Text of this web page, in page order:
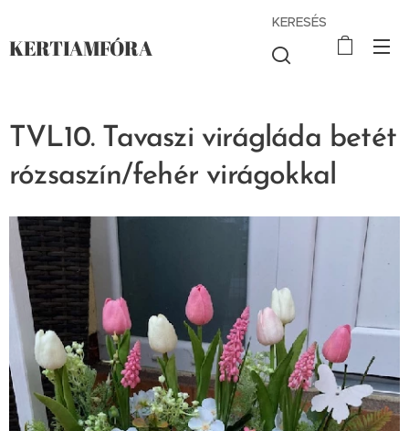
KERTIAMFÓRA
KERESÉS
TVL10. Tavaszi virágláda betét
rózsaszín/fehér virágokkal